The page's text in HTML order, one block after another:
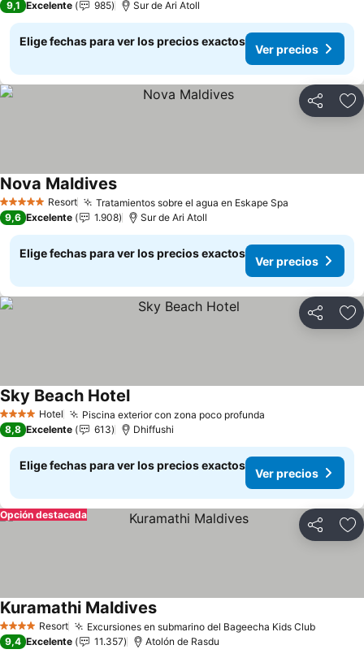
9,1 Excelente 985 Sur de Ari Atoll
Elige fechas para ver los precios exactos
Ver precios
Compartir
5 Estrellas Resort Tratamientos sobre el agua en Eskape Spa
Nova MaldivesVer precios
9,6 Excelente 1.908 Sur de Ari Atoll
Elige fechas para ver los precios exactos
Ver precios
Compartir
4 EstrellasHotel Piscina exterior con zona poco profunda
Sky Beach HotelVer precios
8,8 Excelente 613 Dhiffushi
Elige fechas para ver los precios exactos
Ver precios
Compartir
Opción destacada
4 EstrellasResort Excursiones en submarino del Bageecha Kids ClubVer
Kuramathi MaldivesVer precios
9,4 Excelente 11.357 Atolón de Rasdu